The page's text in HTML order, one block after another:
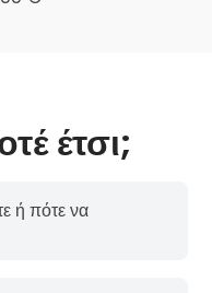
έτσι;
ή πότε να